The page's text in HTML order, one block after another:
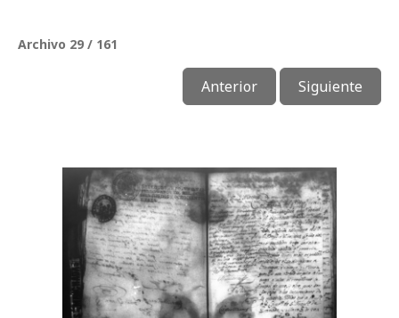
Archivo 29 / 161
Anterior Siguiente